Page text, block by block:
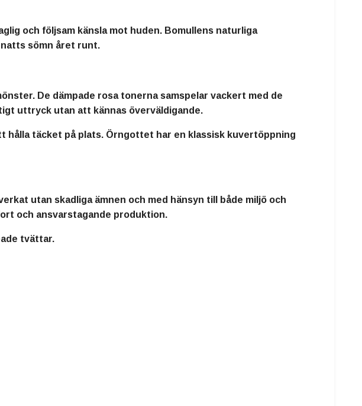
och följsam känsla mot huden. Bomullens naturliga
sömn året runt.
De dämpade rosa tonerna samspelar vackert med de
uttryck utan att kännas överväldigande.
hålla täcket på plats. Örngottet har en klassisk kuvertöppning
utan skadliga ämnen och med hänsyn till både miljö och
och ansvarstagande produktion.
tvättar.